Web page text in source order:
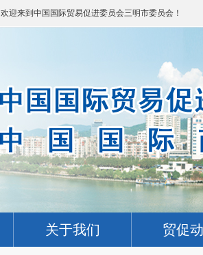
欢迎来到中国国际贸易促进委员会三明市委员会！
关于我们 贸促